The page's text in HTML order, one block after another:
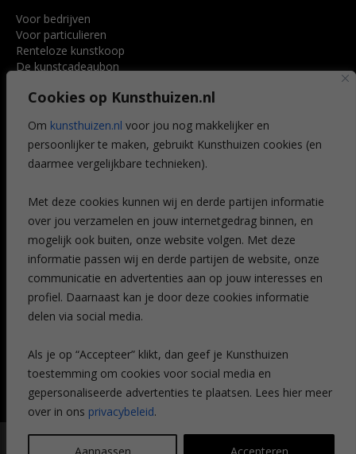
Cookies op Kunsthuizen.nl
Om kunsthuizen.nl voor jou nog makkelijker en
persoonlijker te maken, gebruikt Kunsthuizen cookies (en
daarmee vergelijkbare technieken).
Met deze cookies kunnen wij en derde partijen informatie
over jou verzamelen en jouw internetgedrag binnen, en
mogelijk ook buiten, onze website volgen. Met deze
informatie passen wij en derde partijen de website, onze
communicatie en advertenties aan op jouw interesses en
profiel. Daarnaast kan je door deze cookies informatie
delen via social media.
Als je op “Accepteer” klikt, dan geef je Kunsthuizen
toestemming om cookies voor social media en
gepersonaliseerde advertenties te plaatsen. Lees hier meer
over in ons privacybeleid.
Voor bedrijven
Voor particulieren
Renteloze kunstkoop
De kunstcadeaubon
Voordelen
Veelgestelde vragen
CONTACT
Leiden
Amsterdam
Breda
Favorieten
Mijn art alert
NIEUWSBRIEF
© Kunsthuizen 2026 All rights reserved | Disclaimer|